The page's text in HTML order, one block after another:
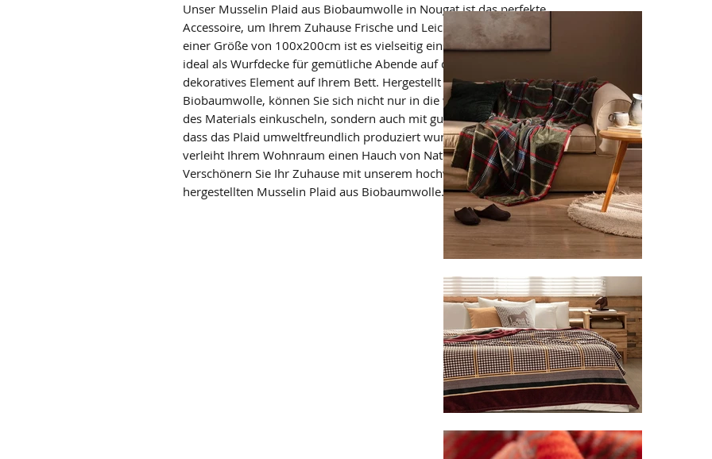
Unser Musselin Plaid aus Biobaumwolle in Nougat ist das perfekte
Accessoire, um Ihrem Zuhause Frische und Leichtigkeit zu verleihen. Mit
einer Größe von 100x200cm ist es vielseitig einsetzbar und eignet sich
ideal als Wurfdecke für gemütliche Abende auf dem Sofa oder als
dekoratives Element auf Ihrem Bett. Hergestellt aus nachhaltiger
Biobaumwolle, können Sie sich nicht nur in die weiche und sanfte Textur
des Materials einkuscheln, sondern auch mit gutem Gewissen wissen,
dass das Plaid umweltfreundlich produziert wurde. Die Nougat Farbe
verleiht Ihrem Wohnraum einen Hauch von Natürlichkeit und Schönheit.
Verschönern Sie Ihr Zuhause mit unserem hochwertigen und nachhaltig
hergestellten Musselin Plaid aus Biobaumwolle.